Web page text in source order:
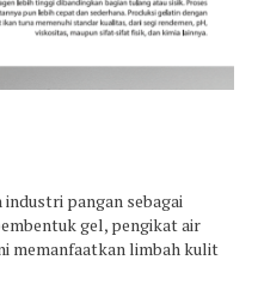
pangan sebagai
gel, pengikat air
memanfaatkan limbah kulit